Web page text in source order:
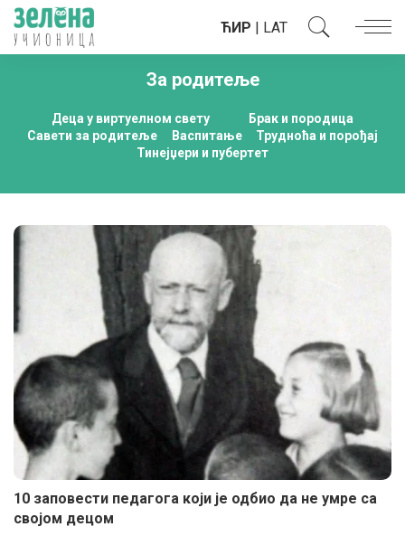
ЋИР | LAT
За родитеље
Деца у виртуелном свету
Брак и породица
Савети за родитеље
Васпитање
Трудноћа и порођај
Тинејџери и пубертет
10 заповести педагога који је одбио да не умре са
својом децом